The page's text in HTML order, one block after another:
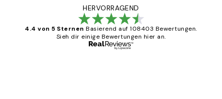
HERVORRAGEND
4.4 von 5 Sternen Basierend auf 108403 Bewertungen.
Sieh dir einige Bewertungen hier an.